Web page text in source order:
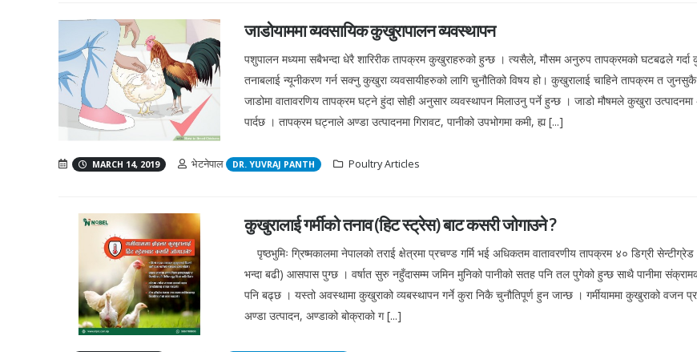
जाडोयाममा व्यवसायिक कुखुरापालन व्यवस्थापन
पशुपालन मध्यमा सबैभन्दा धेरै शारिरीक तापक्रम कुखुराहरुको हुन्छ । त्यसैले, मौसम अनुरुप तापक्रमको घटबढले गर्दा
तनाबलाई न्यूनीकरण गर्न सक्नु कुखुरा व्यवसायीहरुको लागि चुनौतिको विषय हो। कुखुरालाई चाहिने तापक्रम त जुनसुकै
जाडोमा वातावरणिय तापक्रम घट्ने हुंदा सोही अनुसार व्यवस्थापन मिलाउनु पर्ने हुन्छ । जाडो मौषमले कुखुरा
पार्दछ । तापक्रम घट्नाले अण्डा उत्पादनमा गिरावट, पानीको उपभोगमा कमी, ह्य [...]
MARCH 14, 2019 भेटनेपाल DR. YUVRAJ PANTH Poultry Articles
कुखुरालाई गर्मीको तनाव (हिट स्ट्रेस) बाट कसरी जोगाउने ?
पृष्ठभुमिः ग्रिष्मकालमा नेपालको तराई क्षेत्रमा प्रचण्ड गर्मि भई अधिकतम वातावरणीय तापक्रम ४० डिग्री
भन्दा बढी) आसपास पुग्छ । वर्षात सुरु नहुँदासम्म जमिन मुनिको पानीको सतह पनि तल पुगेको हुन्छ साथै पानीमा
पनि बढ्छ । यस्तो अवस्थामा कुखुराको व्यबस्थापन गर्ने कुरा निकै चुनौतिपूर्ण हुन जान्छ । गर्मीयाममा कुखुराको वजन
अण्डा उत्पादन, अण्डाको बोक्राको ग [...]